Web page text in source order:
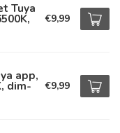
Tuya
€9,99
app,
dim- €9,99